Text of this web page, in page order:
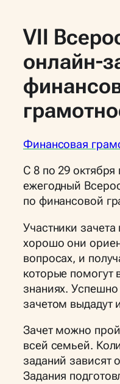
VII
онлайн-
Финансовая
С 8 по 29
ежегодный
по финансовой
Участники
хорошо они
вопросах, и
которые помогут
знаниях.
зачетом выдадут
Зачет можно
всей семьей.
заданий зависят
Задания